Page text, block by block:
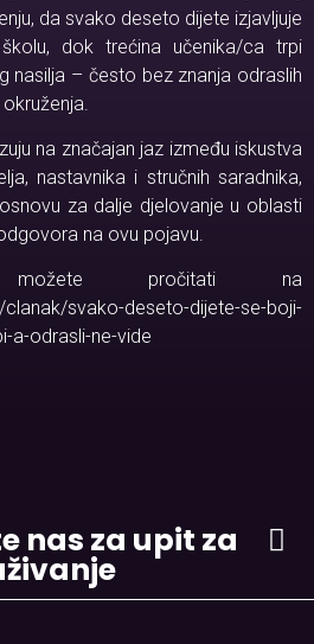
da svako deseto dijete izjavljuje
dok trećina učenika/ca trpi
nasilja – često bez znanja odraslih
na značajan jaz između iskustva
nastavnika i stručnih saradnika,
za dalje djelovanje u oblasti
na ovu pojavu.
pročitati na
svako-deseto-dijete-se-boji-
a-odrasli-ne-vide
nas za upit za